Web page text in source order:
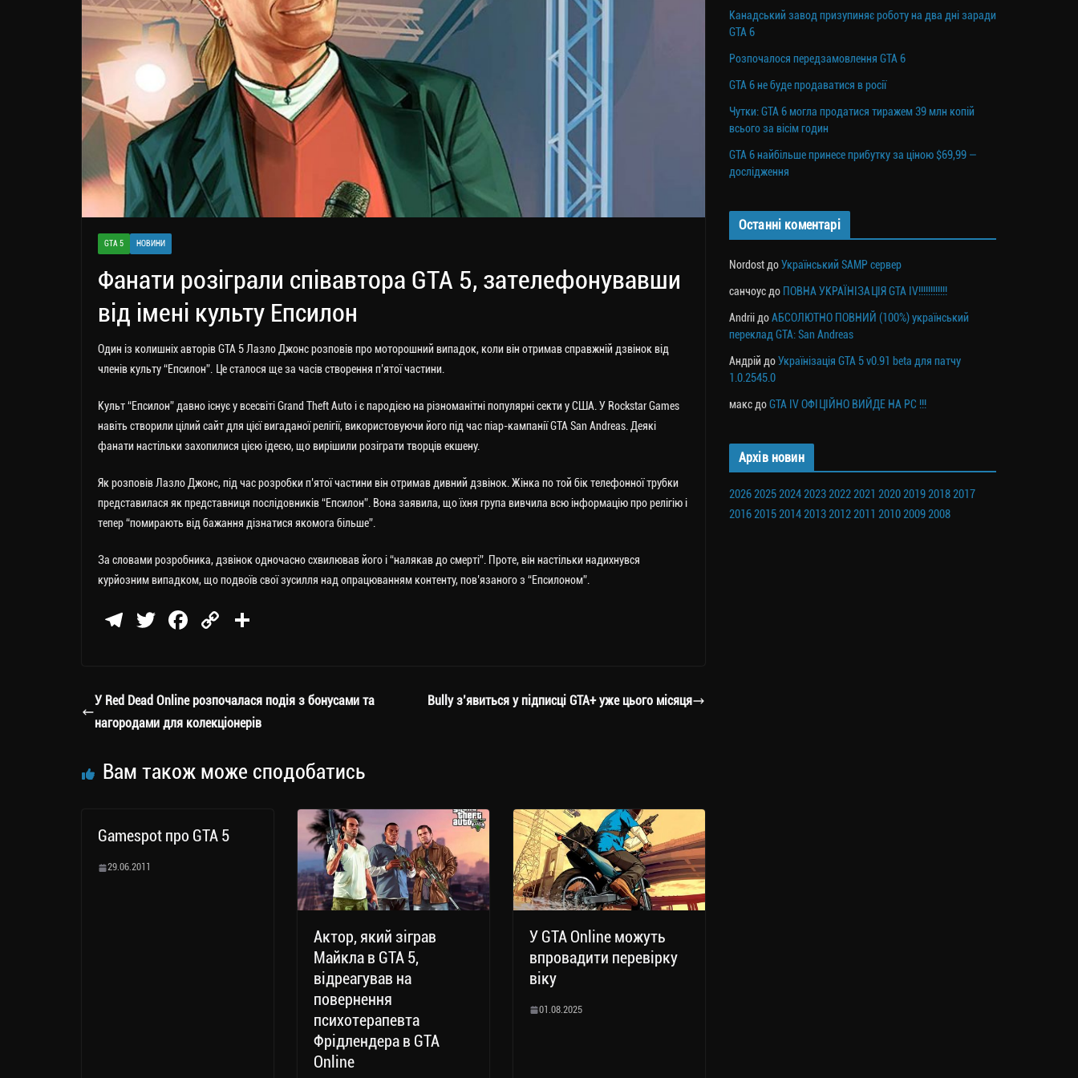
GTA 5 НОВИНИ
Фанати розіграли співавтора GTA 5, зателефонувавши
від імені культу Епсилон
Один із колишніх авторів GTA 5 Лазло Джонс розповів про моторошний випадок, коли він отримав справжній дзвінок від
членів культу “Епсилон”. Це сталося ще за часів створення п’ятої частини.
Культ “Епсилон” давно існує у всесвіті Grand Theft Auto і є пародією на різноманітні популярні секти у США. У Rockstar Games
навіть створили цілий сайт для цієї вигаданої релігії, використовуючи його під час піар-кампанії GTA San Andreas. Деякі
фанати настільки захопилися цією ідеєю, що вирішили розіграти творців екшену.
Як розповів Лазло Джонс, під час розробки п’ятої частини він отримав дивний дзвінок. Жінка по той бік телефонної трубки
представилася як представниця послідовників “Епсилон”. Вона заявила, що їхня група вивчила всю інформацію про релігію і
тепер “помирають від бажання дізнатися якомога більше”.
За словами розробника, дзвінок одночасно схвилював його і “налякав до смерті”. Проте, він настільки надихнувся
курйозним випадком, що подвоїв свої зусилля над опрацюванням контенту, пов’язаного з “Епсилоном”.
Te
a
m
T
er
Fa
ok
C
Li
nk
ли
ти
У Red Dead Online розпочалася подія з бонусами та
нагородами для колекціонерів
Bully з’явиться у підписці GTA+ уже цього місяця
Вам також може сподобатись
Gamespot про GTA 5
29.06.2011
Актор, який зіграв
Майкла в GTA 5,
відреагував на
повернення
психотерапевта
Фрідлендера в GTA
Online
У GTA Online можуть
впровадити перевірку
віку
01.08.2025
Канадський завод призупиняє роботу на два дні заради
GTA 6
Розпочалося передзамовлення GTA 6
GTA 6 не буде продаватися в росії
Чутки: GTA 6 могла продатися тиражем 39 млн копій
всього за вісім годин
GTA 6 найбільше принесе прибутку за ціною $69,99 —
дослідження
Останні коментарі
Nordost доУкраїнський SAMP сервер
санчоус до ПОВНА УКРАЇНІЗАЦІЯ GTA IV!!!!!!!!!!!!
Andrii доАБСОЛЮТНО ПОВНИЙ (100%) український
переклад GTA: San Andreas
Андрій доУкраїнізація GTA 5 v0.91 beta для патчу
1.0.2545.0
макс доGTA IV ОФІЦІЙНО ВИЙДЕ НА PC !!!
Архів новин
202620252024202320222021 2020201920182017
201620152014201320122011 201020092008